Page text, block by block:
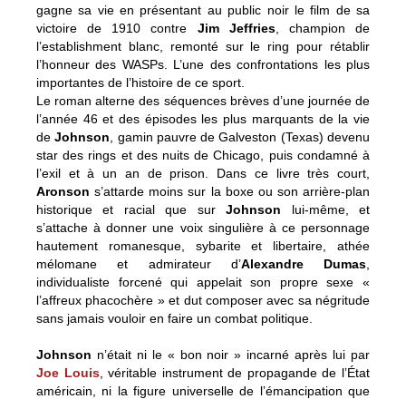
gagne sa vie en présentant au public noir le film de sa
victoire de 1910 contre Jim Jeffries, champion de
l’establishment blanc, remonté sur le ring pour rétablir
l’honneur des WASPs. L’une des confrontations les plus
importantes de l’histoire de ce sport.
Le roman alterne des séquences brèves d’une journée de
l’année 46 et des épisodes les plus marquants de la vie
deJohnson , gamin pauvre de Galveston (Texas) devenu
star des rings et des nuits de Chicago, puis condamné à
l’exil et à un an de prison. Dans ce livre très court,
Aronson s’attarde moins sur la boxe ou son arrière-plan
historique et racial que surJohnson lui-même, et
s’attache à donner une voix singulière à ce personnage
hautement romanesque, sybarite et libertaire, athée
mélomane et admirateur d’Alexandre Dumas
individualiste forcené qui appelait son propre sexe «
l’affreux phacochère » et dut composer avec sa négritude
sans jamais vouloir en faire un combat politique.
Johnson n’était ni le « bon noir » incarné après lui par
Joe Louis, véritable instrument de propagande de l’État
américain, ni la figure universelle de l’émancipation que